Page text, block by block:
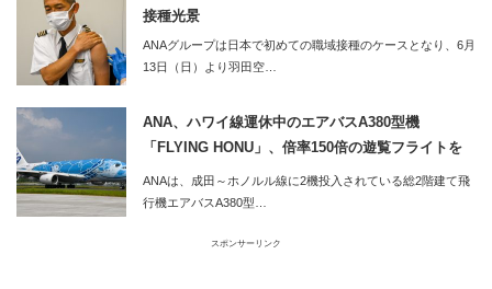
接種光景
ANAグループは日本で初めての職域接種のケースとなり、6月
13日（日）より羽田空…
ANA、ハワイ線運休中のエアバスA380型機
「FLYING HONU」、倍率150倍の遊覧フライトを
ANAは、成田～ホノルル線に2機投入されている総2階建て飛
行機エアバスA380型…
スポンサーリンク